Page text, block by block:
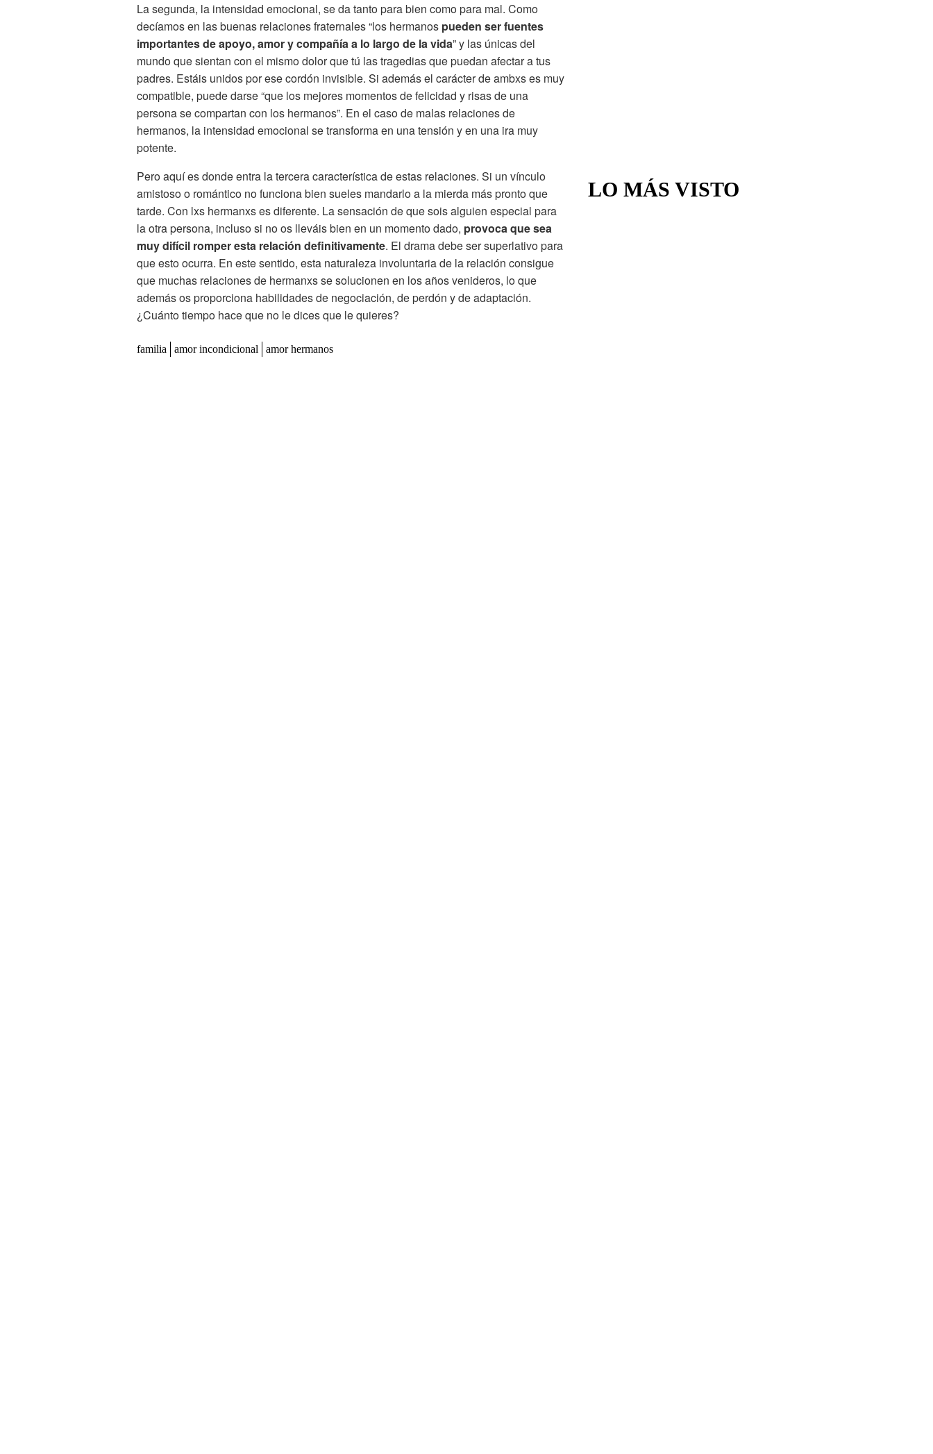
La segunda, la intensidad emocional, se da tanto para bien como para mal. Como
decíamos en las buenas relaciones fraternales “los hermanos pueden ser fuentes
importantes de apoyo, amor y compañía a lo largo de la vida” y las únicas del
mundo que sientan con el mismo dolor que tú las tragedias que puedan afectar a tus
padres. Estáis unidos por ese cordón invisible. Si además el carácter de ambxs es muy
compatible, puede darse “que los mejores momentos de felicidad y risas de una
persona se compartan con los hermanos”. En el caso de malas relaciones de
hermanos, la intensidad emocional se transforma en una tensión y en una ira muy
potente.
Pero aquí es donde entra la tercera característica de estas relaciones. Si un vínculo
amistoso o romántico no funciona bien sueles mandarlo a la mierda más pronto que
tarde. Con lxs hermanxs es diferente. La sensación de que sois alguien especial para
la otra persona, incluso si no os lleváis bien en un momento dado, provoca que sea
muy difícil romper esta relación definitivamente. El drama debe ser superlativo para
que esto ocurra. En este sentido, esta naturaleza involuntaria de la relación consigue
que muchas relaciones de hermanxs se solucionen en los años venideros, lo que
además os proporciona habilidades de negociación, de perdón y de adaptación.
¿Cuánto tiempo hace que no le dices que le quieres?
familia amor incondicional amor hermanos
LO MÁS VISTO